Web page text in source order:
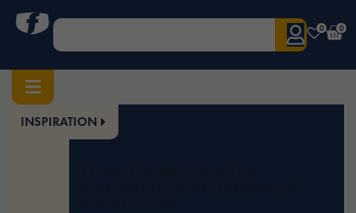
0 0
INSPIRATION
Hem/ Byxor